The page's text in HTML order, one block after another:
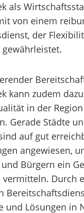
als
von einem
der
kann zudem
in der
Gerade Städte
auf gut
angewiesen,
Bürgern ein
vermitteln. Durch
und Lösungen in